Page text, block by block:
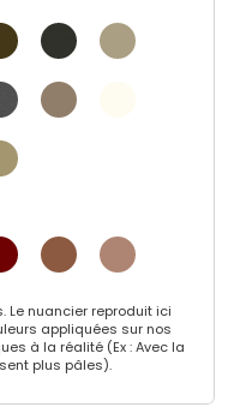
Le nuancier reproduit ici
appliquées sur nos
à la réalité (Ex : Avec la
plus pâles).